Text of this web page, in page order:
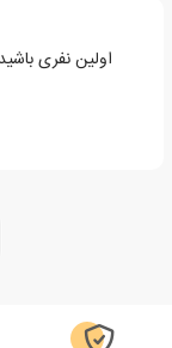
اولین نفری